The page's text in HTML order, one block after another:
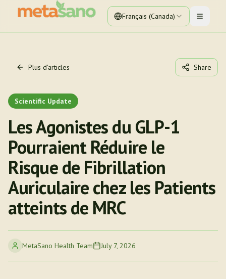
Français (Canada) Toggle
Plus d'articles Share
Scientific Update
Les Agonistes du GLP-1
Pourraient Réduire le
Risque de Fibrillation
Auriculaire chez les Patients
atteints de MRC
MetaSano Health Team July 7, 2026